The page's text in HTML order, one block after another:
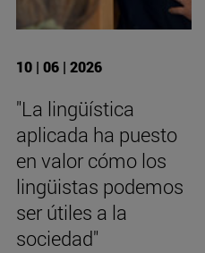
10 | 06 | 2026
"La lingüística
aplicada ha puesto
en valor cómo los
lingüistas podemos
ser útiles a la
sociedad"